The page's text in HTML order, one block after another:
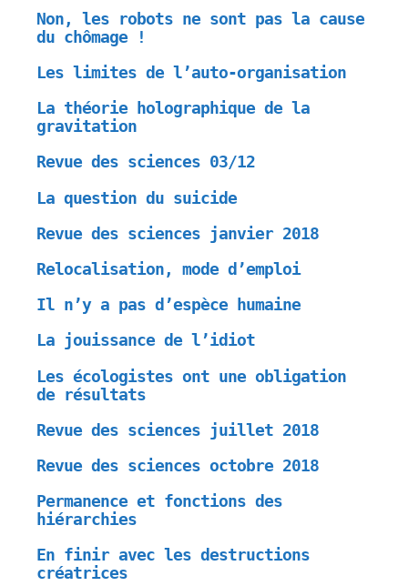
Non, les robots ne sont pas la cause
du chômage !
Les limites de l’auto-organisation
La théorie holographique de la
gravitation
Revue des sciences 03/12
La question du suicide
Revue des sciences janvier 2018
Relocalisation, mode d’emploi
Il n’y a pas d’espèce humaine
La jouissance de l’idiot
Les écologistes ont une obligation
de résultats
Revue des sciences juillet 2018
Revue des sciences octobre 2018
Permanence et fonctions des
hiérarchies
En finir avec les destructions
créatrices